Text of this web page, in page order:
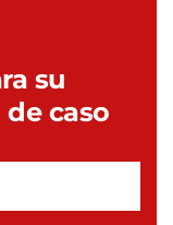
su
caso